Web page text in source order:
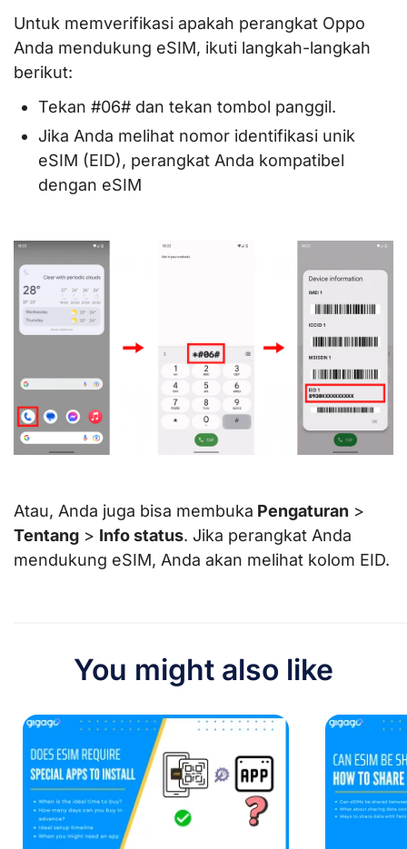
Untuk memverifikasi apakah perangkat Oppo
Anda mendukung eSIM, ikuti langkah-langkah
berikut:
Tekan #06# dan tekan tombol panggil.
Jika Anda melihat nomor identifikasi unik
eSIM (EID), perangkat Anda kompatibel
dengan eSIM
Atau, Anda juga bisa membuka Pengaturan >
Tentang > Info status. Jika perangkat Anda
mendukung eSIM, Anda akan melihat kolom EID.
You might also like